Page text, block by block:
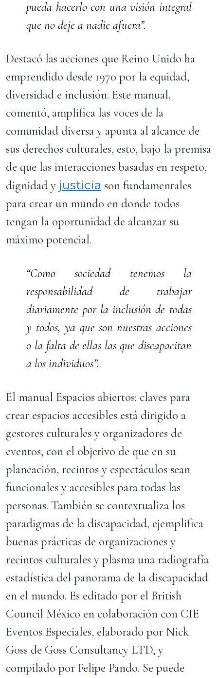
pueda hacerlo con una visión integral
que no deje a nadie afuera”.
Destacó las acciones que Reino Unido ha
emprendido desde 1970 por la equidad,
diversidad e inclusión. Este manual,
comentó, amplifica las voces de la
comunidad diversa y apunta al alcance de
sus derechos culturales, esto, bajo la premisa
de que las interacciones basadas en respeto,
dignidad y justicia son fundamentales
para crear un mundo en donde todos
tengan la oportunidad de alcanzar su
máximo potencial.
“Como sociedad tenemos la
responsabilidad de trabajar
diariamente por la inclusión de todas
y todos, ya que son nuestras acciones
o la falta de ellas las que discapacitan
a los individuos”.
El manual Espacios abiertos: claves para
crear espacios accesibles está dirigido a
gestores culturales y organizadores de
eventos, con el objetivo de que en su
planeación, recintos y espectáculos sean
funcionales y accesibles para todas las
personas. También se contextualiza los
paradigmas de la discapacidad, ejemplifica
buenas prácticas de organizaciones y
recintos culturales y plasma una radiografía
estadística del panorama de la discapacidad
en el mundo. Es editado por el British
Council México en colaboración con CIE
Eventos Especiales, elaborado por Nick
Goss de Goss Consultancy LTD, y
compilado por Felipe Pando. Se puede